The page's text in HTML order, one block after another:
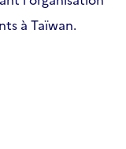
à Taïwan.